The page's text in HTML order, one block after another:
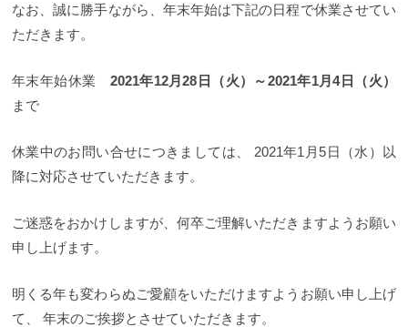
なお、誠に勝手ながら、年末年始は下記の日程で休業させてい
ただきます。
年末年始休業 2021年12月28日（火）～2021年1月4日（火）
まで
休業中のお問い合せにつきましては、 2021年1月5日（水）以
降に対応させていただきます。
ご迷惑をおかけしますが、何卒ご理解いただきますようお願い
申し上げます。
明くる年も変わらぬご愛顧をいただけますようお願い申し上げ
て、 年末のご挨拶とさせていただきます。